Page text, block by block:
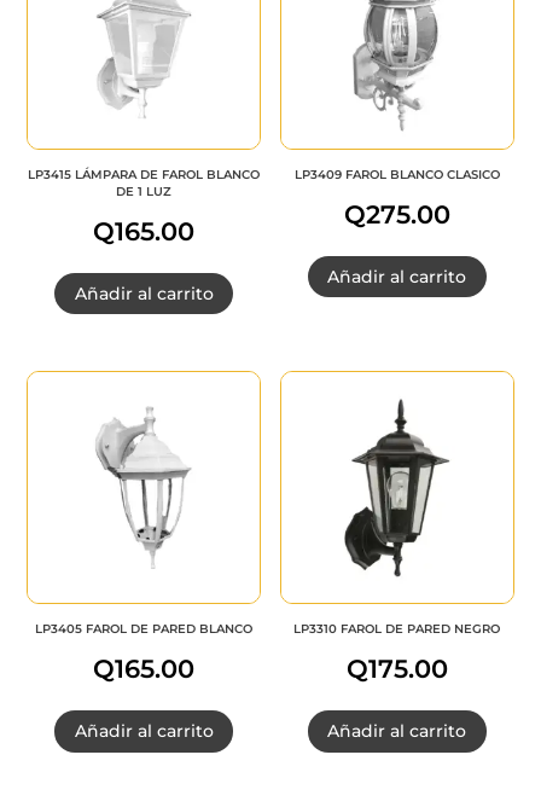
LP3415 LÁMPARA DE FAROL BLANCO
DE 1 LUZ
Q165.00
Añadir al carrito
LP3409 FAROL BLANCO CLASICO
Q275.00
Añadir al carrito
LP3405 FAROL DE PARED BLANCO
Q165.00
Añadir al carrito
LP3310 FAROL DE PARED NEGRO
Q175.00
Añadir al carrito